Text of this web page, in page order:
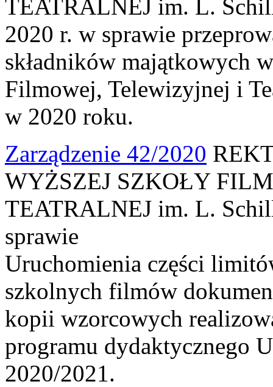
TEATRALNEJ im. L.
2020 r. w sprawie
składników majątkowych
Filmowej, Telewizyjnej i
w 2020 roku.
Zarządzenie 42/2020
WYŻSZEJ SZKOŁY
TEATRALNEJ im. L.
sprawie
Uruchomienia części
szkolnych filmów
kopii wzorcowych
programu dydaktycznego
2020/2021.